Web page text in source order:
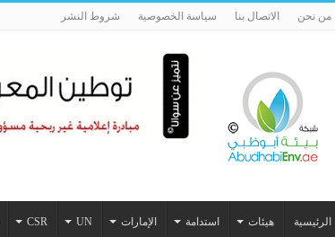
من نحن الاتصال بنا سياسة الخصوصية شروط النشر
الرئيسية هيئات استدامة الإمارات UN
CSR